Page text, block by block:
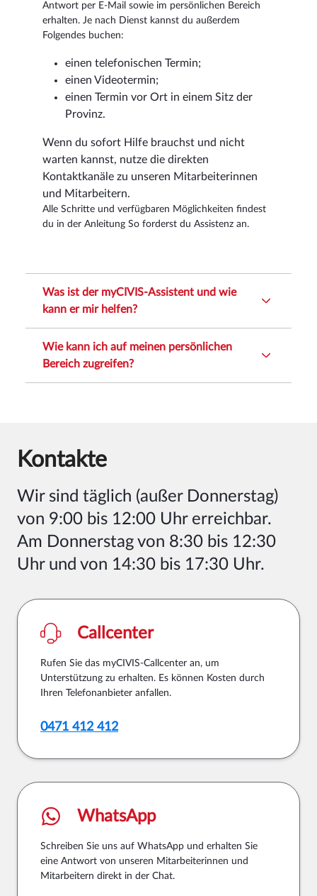
Antwort per E-Mail sowie im persönlichen Bereich
erhalten. Je nach Dienst kannst du außerdem
Folgendes buchen:
einen telefonischen Termin;
einen Videotermin;
einen Termin vor Ort in einem Sitz der
Provinz.
Wenn du sofort Hilfe brauchst und nicht
warten kannst, nutze die direkten
Kontaktkanäle zu unseren Mitarbeiterinnen
und Mitarbeitern.
Alle Schritte und verfügbaren Möglichkeiten findest
du in der Anleitung So forderst du Assistenz an.
Was ist der myCIVIS-Assistent und wie
kann er mir helfen?
Wie kann ich auf meinen persönlichen
Bereich zugreifen?
Kontakte
Wir sind täglich (außer Donnerstag)
von 9:00 bis 12:00 Uhr erreichbar.
Am Donnerstag von 8:30 bis 12:30
Uhr und von 14:30 bis 17:30 Uhr.
Callcenter
Rufen Sie das myCIVIS-Callcenter an, um
Unterstützung zu erhalten. Es können Kosten durch
Ihren Telefonanbieter anfallen.
0471 412 412
WhatsApp
Schreiben Sie uns auf WhatsApp und erhalten Sie
eine Antwort von unseren Mitarbeiterinnen und
Mitarbeitern direkt in der Chat.